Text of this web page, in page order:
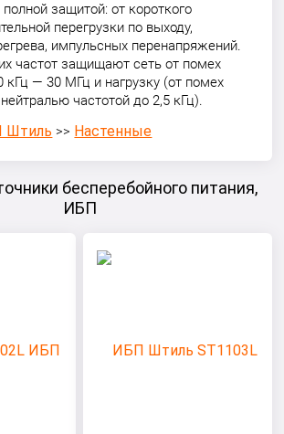
защитой: от короткого
перегрузки по выходу,
импульсных перенапряжений.
частот защищают сеть от помех
кГц — 30 МГц и нагрузку (от помех
частотой до 2,5 кГц).
Штиль >> Настенные
бесперебойного питания,
ИБП